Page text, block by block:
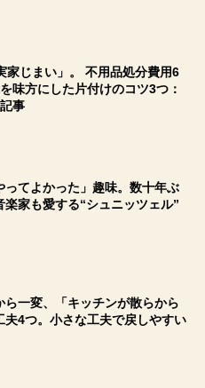
家じまい」。 不用品処分費用6
味方にした片付けのコツ3つ：
事
ってよかった」趣味。数十年ぶ
楽家も愛する“シュニッツェル”
ら一変、「キッチンが散らから
夫4つ。小さな工夫で戻しやすい